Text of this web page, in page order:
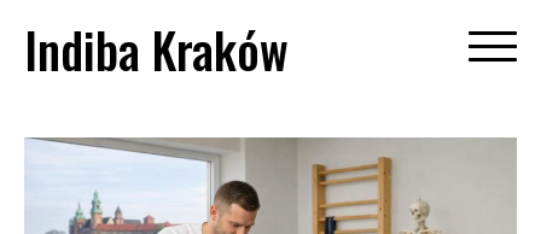
contentIndiba Kraków